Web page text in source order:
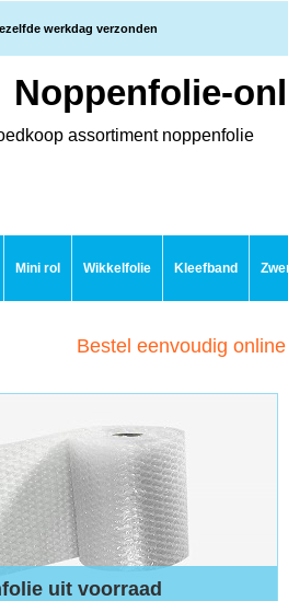
werkdag verzonden
Noppenfolie-
assortiment noppenfolie
Mini rol Wikkelfolie Kleefband
Bestel eenvoudig
uit voorraad